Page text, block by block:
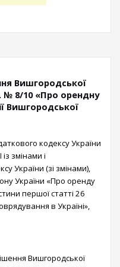
Вишгородської
№ 8/10 «Про орендну
Вишгородської
кодексу України
змінами і
України (зі змінами),
України «Про оренду
першої статті 26
в Україні»,
Вишгородської